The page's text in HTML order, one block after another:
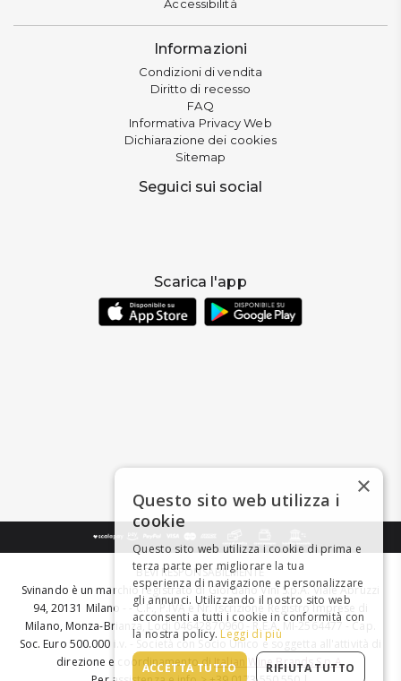
Accessibilità
Informazioni
Condizioni di vendita
Diritto di recesso
FAQ
Informativa Privacy Web
Dichiarazione dei cookies
Sitemap
Seguici sui social
Scarica l'app
BEVI RESPONSABILMENTE
Svinando è un marchio registrato di Giordano Vini S.p.A. Viale Abruzzi
94, 20131 Milano - - C.F., P.IVA e Nr. Iscrizione Registro Imprese di
Milano, Monza-Brianza, Lodi 04642870960 - R.E.A. MI-2564477 - Cap.
Soc. Euro 500.000 i.v. - Società con Socio Unico e soggetta all'attività di
direzione e coordinamento diItalian Wine Brands S.p.A.
×
Questo sito web utilizza i
cookie
Questo sito web utilizza i cookie di prima e
terza parte per migliorare la tua
esperienza di navigazione e personalizzare
gli annunci. Utilizzando il nostro sito web
acconsenti a tutti i cookie in conformità con
la nostra policy. Leggi di più
ACCETTA TUTTO RIFIUTA TUTTO